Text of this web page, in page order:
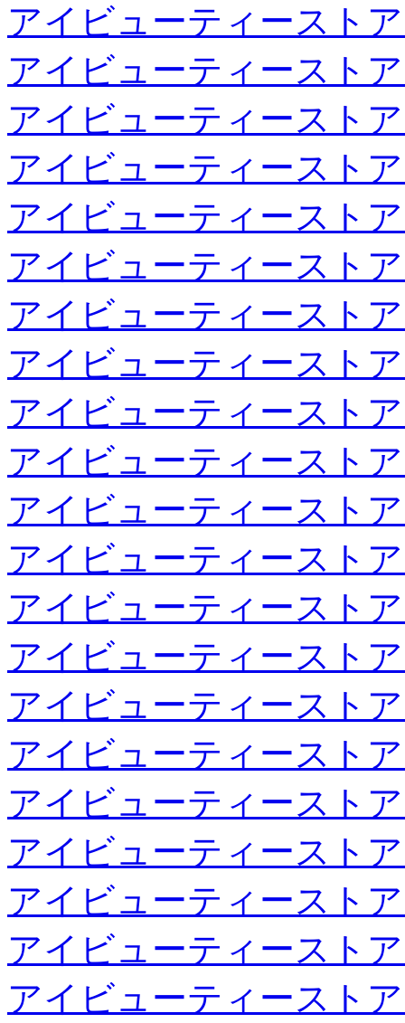
アイビューティースト
アイビューティースト
アイビューティースト
アイビューティースト
アイビューティースト
アイビューティースト
アイビューティースト
アイビューティースト
アイビューティースト
アイビューティースト
アイビューティースト
アイビューティースト
アイビューティースト
アイビューティースト
アイビューティースト
アイビューティースト
アイビューティースト
アイビューティースト
アイビューティースト
アイビューティースト
アイビューティースト